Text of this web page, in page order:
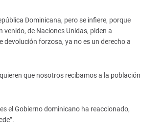
Dominicana, pero se infiere, porque
venido, de Naciones Unidas, piden a
devolución forzosa, ya no es un derecho a
que nosotros recibamos a la población
el Gobierno dominicano ha reaccionado,